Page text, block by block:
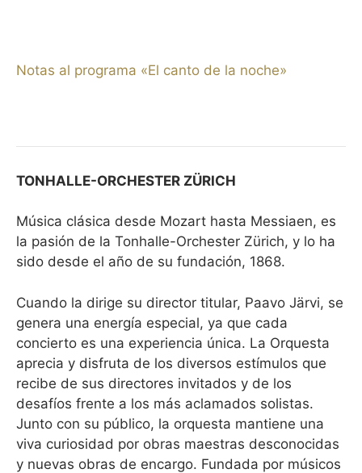
Notas al programa «El canto de la noche»
TONHALLE-ORCHESTER ZÜRICH
Música clásica desde Mozart hasta Messiaen, es
la pasión de la Tonhalle-Orchester Zürich, y lo ha
sido desde el año de su fundación, 1868.
Cuando la dirige su director titular, Paavo Järvi, se
genera una energía especial, ya que cada
concierto es una experiencia única. La Orquesta
aprecia y disfruta de los diversos estímulos que
recibe de sus directores invitados y de los
desafíos frente a los más aclamados solistas.
Junto con su público, la orquesta mantiene una
viva curiosidad por obras maestras desconocidas
y nuevas obras de encargo. Fundada por músicos